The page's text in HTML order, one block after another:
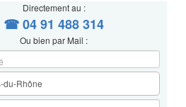
Directement au :
☎ 04 91 488 314
Ou bien par Mail :